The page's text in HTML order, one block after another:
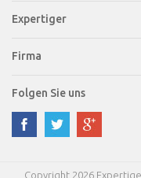
Expertiger
Firma
Folgen Sie uns
Copyright 2026